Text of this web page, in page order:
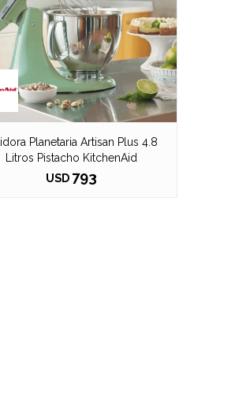
Planetaria Artisan Plus 4.8
Litros Pistacho KitchenAid
USD 793